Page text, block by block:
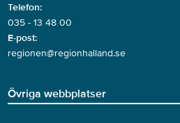
Telefon:
035 - 13 48 00
E-post:
regionen@regionhalland.se
Övriga webbplatser